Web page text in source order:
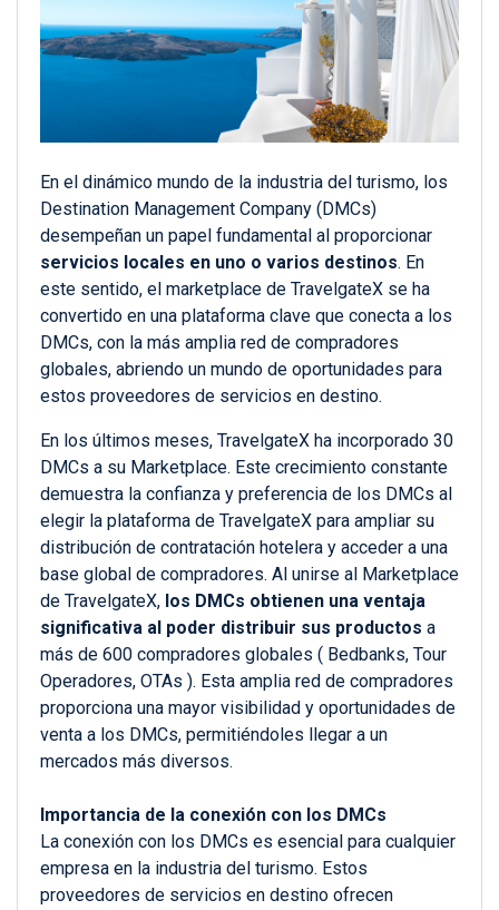
En el dinámico mundo de la industria del turismo, los
Destination Management Company (DMCs)
desempeñan un papel fundamental al proporcionar
servicios locales en uno o varios destinos. En
este sentido, el marketplace de TravelgateX se ha
convertido en una plataforma clave que conecta a los
DMCs, con la más amplia red de compradores
globales, abriendo un mundo de oportunidades para
estos proveedores de servicios en destino.
En los últimos meses, TravelgateX ha incorporado 30
DMCs a su Marketplace. Este crecimiento constante
demuestra la confianza y preferencia de los DMCs al
elegir la plataforma de TravelgateX para ampliar su
distribución de contratación hotelera y acceder a una
base global de compradores. Al unirse al Marketplace
de TravelgateX, los DMCs obtienen una ventaja
significativa al poder distribuir sus productos a
más de 600 compradores globales ( Bedbanks, Tour
Operadores, OTAs ). Esta amplia red de compradores
proporciona una mayor visibilidad y oportunidades de
venta a los DMCs, permitiéndoles llegar a un
mercados más diversos.
Importancia de la conexión con los DMCs
La conexión con los DMCs es esencial para cualquier
empresa en la industria del turismo. Estos
proveedores de servicios en destino ofrecen